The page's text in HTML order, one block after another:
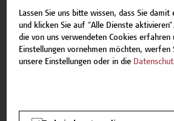
Am Ende des Webinars sind
entwicklungsrelevante
ausgelöst durch die aktuelle
zu definieren.
Selbstfürsorgestrategien für
Lassen Sie uns bitte wissen, dass Sie damit
und klicken Sie auf "Alle Dienste
die von uns verwendeten Cookies erfahren
Einstellungen vornehmen möchten, werfen
unsere Einstellungen oder in die